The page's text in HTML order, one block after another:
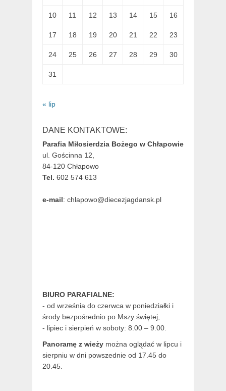
10 11 12 13 14 15 16
17 18 19 20 21 22 23
24 25 26 27 28 29 30
31
« lip
DANE KONTAKTOWE:
Parafia Miłosierdzia Bożego w Chłapowie
ul. Gościnna 12,
84-120 Chłapowo
Tel. 602 574 613
e-mail: chlapowo@diecezjagdansk.pl
BIURO PARAFIALNE:
- od września do czerwca w poniedziałki i
środy bezpośrednio po Mszy świętej,
- lipiec i sierpień w soboty: 8.00 – 9.00.
Panoramę z wieży można oglądać w lipcu i
sierpniu w dni powszednie od 17.45 do
20.45.